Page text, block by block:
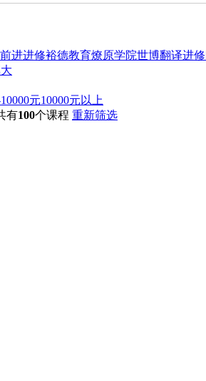
前进进修裕德教育燎原学院世博翻译进修
元10000元以上
有100个课程 重新筛选